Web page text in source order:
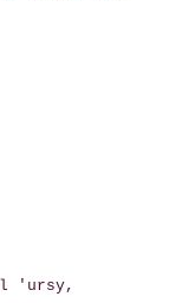
'ursy,